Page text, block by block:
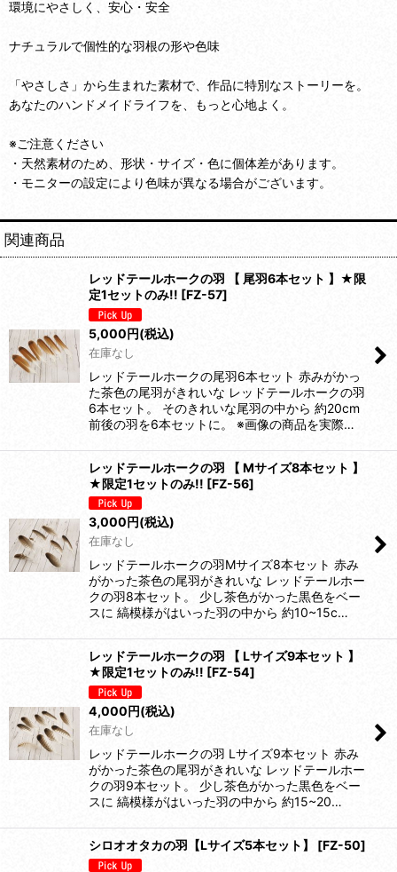
環境にやさしく、安心・安全
ナチュラルで個性的な羽根の形や色味
「やさしさ」から生まれた素材で、作品に特別なストーリーを。
あなたのハンドメイドライフを、もっと心地よく。
※ご注意ください
・天然素材のため、形状・サイズ・色に個体差があります。
・モニターの設定により色味が異なる場合がございます。
関連商品
レッドテールホークの羽 【 尾羽6本セット 】★限
定1セットのみ!! [FZ-57]
5,000円(税込)
在庫なし
レッドテールホークの尾羽6本セット 赤みがかっ
た茶色の尾羽がきれいな レッドテールホークの羽
6本セット。 そのきれいな尾羽の中から 約20cm
前後の羽を6本セットに。 ※画像の商品を実際…
レッドテールホークの羽 【 Mサイズ8本セット 】
★限定1セットのみ!! [FZ-56]
3,000円(税込)
在庫なし
レッドテールホークの羽Mサイズ8本セット 赤み
がかった茶色の尾羽がきれいな レッドテールホー
クの羽8本セット。 少し茶色がかった黒色をベー
スに 縞模様がはいった羽の中から 約10~15c…
レッドテールホークの羽 【 Lサイズ9本セット 】
★限定1セットのみ!! [FZ-54]
4,000円(税込)
在庫なし
レッドテールホークの羽 Lサイズ9本セット 赤み
がかった茶色の尾羽がきれいな レッドテールホー
クの羽9本セット。 少し茶色がかった黒色をベー
スに 縞模様がはいった羽の中から 約15~20…
シロオオタカの羽【Lサイズ5本セット】 [FZ-50]